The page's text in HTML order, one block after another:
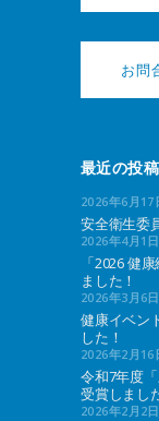
お問
最近の投稿
2026年6月17
安全衛生委
2026年4月1日
「2026 健
ました！
2026年3月6日
健康イベン
した！
2026年2月16
令和7年度
受賞しまし
2026年2月2日